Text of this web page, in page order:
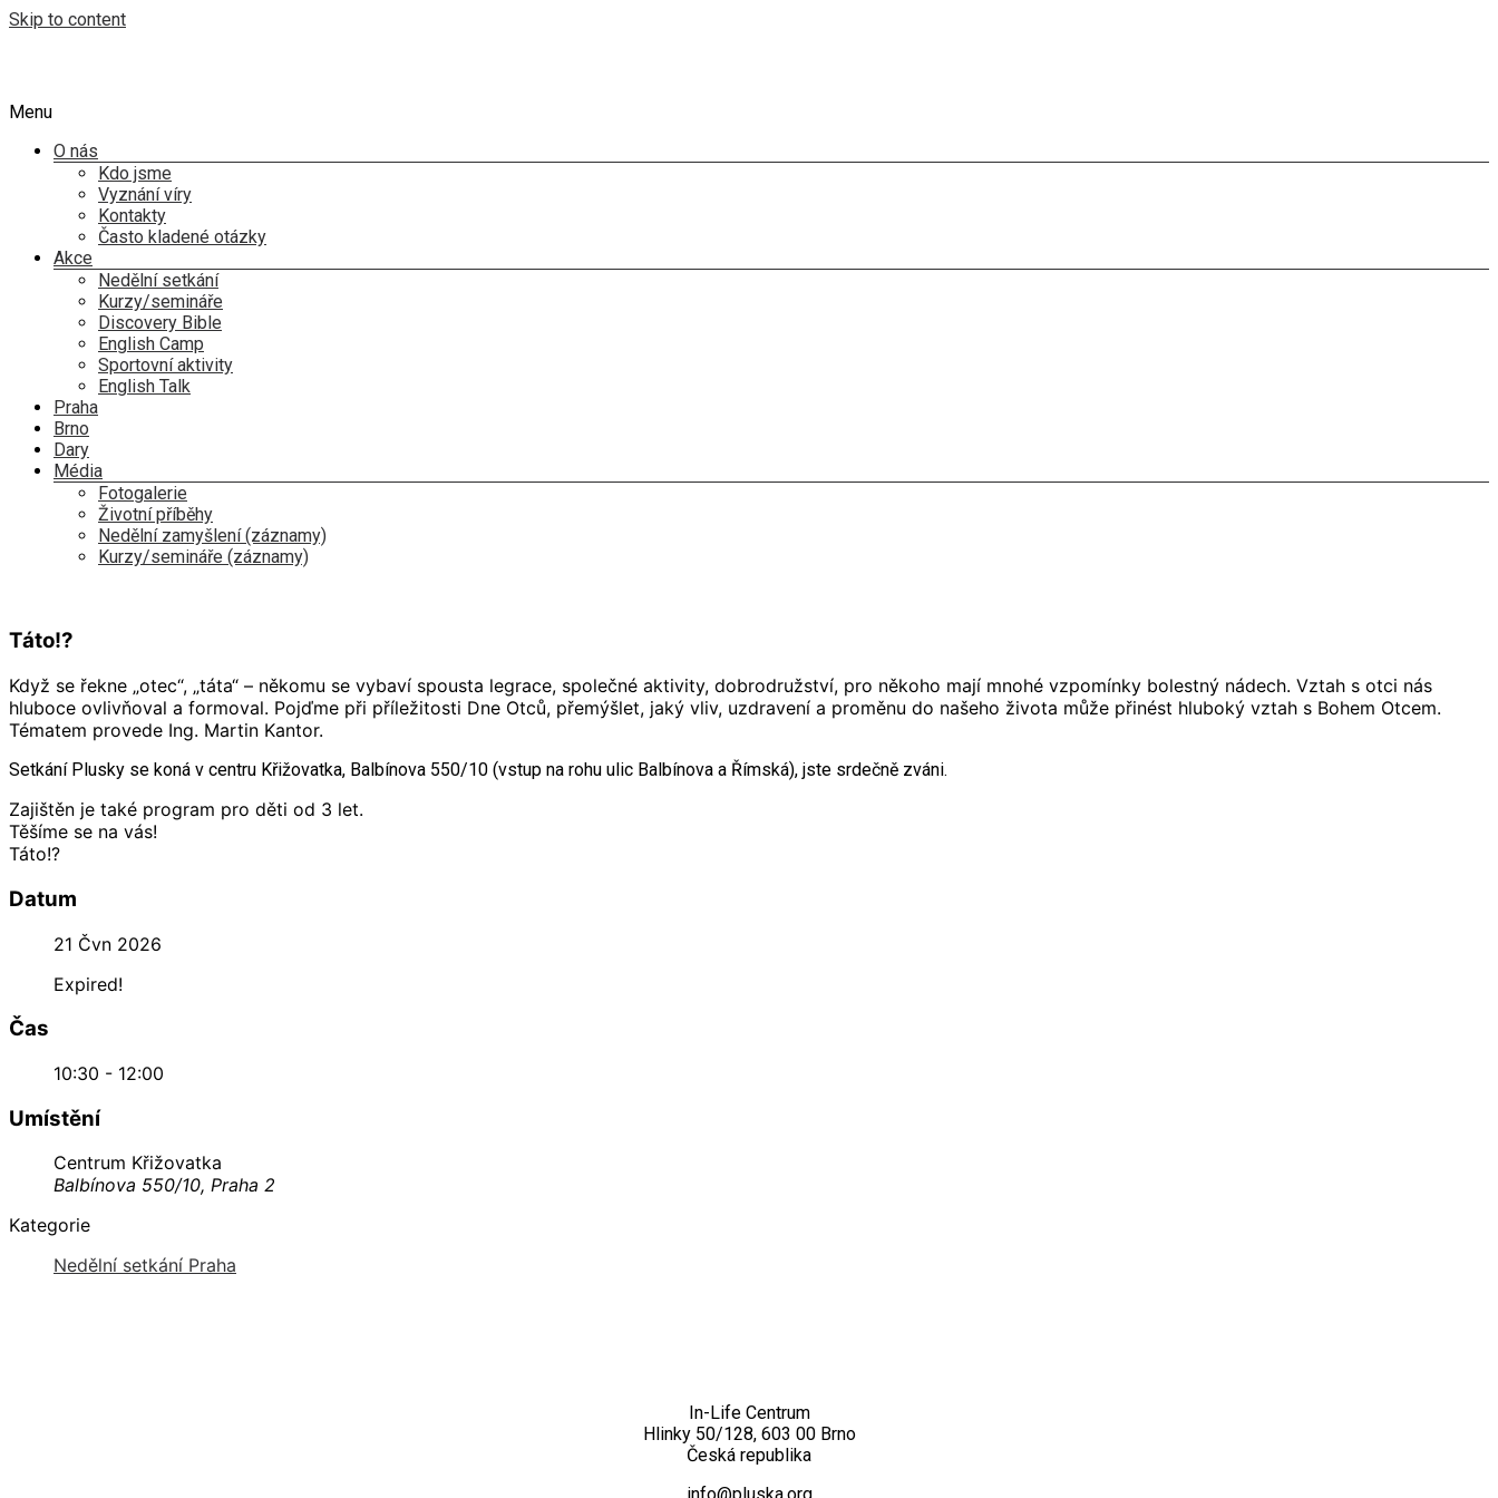
Skip to content
Menu
O nás
Kdo jsme
Vyznání víry
Kontakty
Často kladené otázky
Akce
Nedělní setkání
Kurzy/semináře
Discovery Bible
English Camp
Sportovní aktivity
English Talk
Praha
Brno
Dary
Média
Fotogalerie
Životní příběhy
Nedělní zamyšlení (záznamy)
Kurzy/semináře (záznamy)
Táto!?
Když se řekne „otec“, „táta“ – někomu se vybaví spousta legrace, společné aktivity, dobrodružství, pro někoho mají mnohé vzpomínky bolestný nádech. Vztah s otci nás
hluboce ovlivňoval a formoval. Pojďme při příležitosti Dne Otců, přemýšlet, jaký vliv, uzdravení a proměnu do našeho života může přinést hluboký vztah s Bohem Otcem.
Tématem provede Ing. Martin Kantor.
Setkání Plusky se koná v centru Křižovatka, Balbínova 550/10 (vstup na rohu ulic Balbínova a Římská), jste srdečně zváni.
Zajištěn je také program pro děti od 3 let.
Těšíme se na vás!
Táto!?
Datum
21 Čvn 2026
Expired!
Čas
10:30 - 12:00
Umístění
Centrum Křižovatka
Balbínova 550/10, Praha 2
Kategorie
Nedělní setkání Praha
In-Life Centrum
Hlinky 50/128, 603 00 Brno
Česká republika